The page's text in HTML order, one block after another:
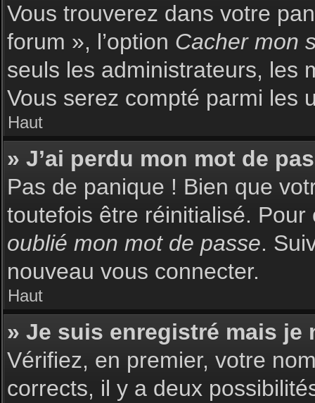
Vous trouverez dans votre
forum », l’option Cacher mon
seuls les administrateurs, les
Vous serez compté parmi les
Haut
» J’ai perdu mon mot de
Pas de panique ! Bien que
toutefois être réinitialisé.
oublié mon mot de passe.
nouveau vous connecter.
Haut
» Je suis enregistré mais je
Vérifiez, en premier, votre
corrects, il y a deux